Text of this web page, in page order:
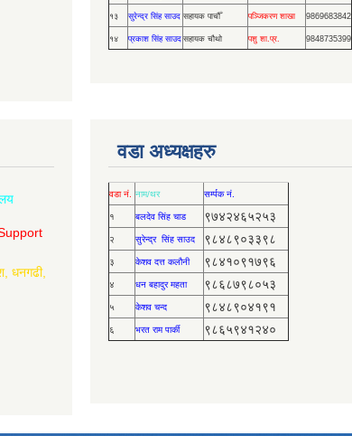
१३ सुरेन्द्र सिंह साउद सहायक पाचौँ पञ्जिकरण शाखा 9869683842
१४ प्रकाश सिंह साउद सहायक चौथो पशु शा.प्र. 9848735399
धनगढी,
वडा अध्यक्षहरु
वडा नं. नाम/थर सर्म्पक नं.
१ बलदेव सिंह चाड ९७४२४६५२५३
२ सुरेन्द्र सिंह साउद ९८४८९०३३९८
३ केशव दत्त कलौनी ९८४१०९१७९६
४ धन बहादुर महता ९८६८७९८०५३
५ केशव चन्द ९८४८९०४१९१
६ भरत राम पार्की ९८६५९४१२४०